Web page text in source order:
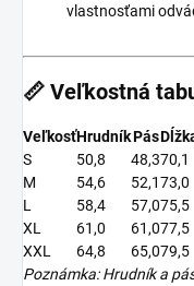
vlastnosťami
📏 Veľkostná
VeľkosťHrudníkPás
S
50,8 48,370,1
M
54,6 52,173,0
L
58,4 57,075,5
XL
61,0 61,077,5
XXL
64,8 65,079,5
Poznámka: Hrudník a